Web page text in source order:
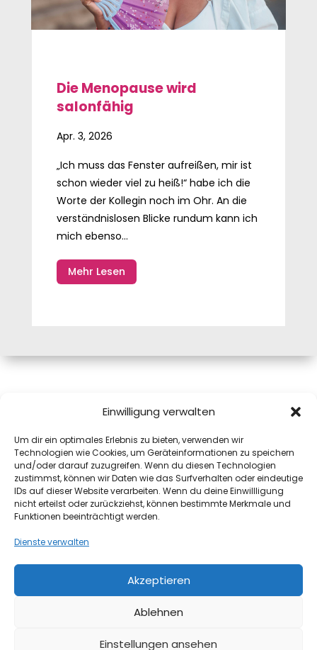
Einwilligung verwalten
Um dir ein optimales Erlebnis zu bieten, verwenden wir
Technologien wie Cookies, um Geräteinformationen zu speichern
und/oder darauf zuzugreifen. Wenn du diesen Technologien
zustimmst, können wir Daten wie das Surfverhalten oder eindeutige
IDs auf dieser Website verarbeiten. Wenn du deine Einwillligung
nicht erteilst oder zurückziehst, können bestimmte Merkmale und
Funktionen beeinträchtigt werden.
Dienste verwalten
Akzeptieren
Ablehnen
Einstellungen ansehen
Die Menopause wird
salonfähig
Apr. 3, 2026
„Ich muss das Fenster aufreißen, mir ist
schon wieder viel zu heiß!“ habe ich die
Worte der Kollegin noch im Ohr. An die
verständnislosen Blicke rundum kann ich
mich ebenso...
Mehr Lesen
5020 Salzburg
mail@monika.pink
+43(0)664 8311972
Datenschutz
Impressum
Verbinde dich mit mir:
Linkedin